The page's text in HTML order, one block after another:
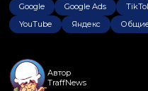
Google
Google Ads
YouTube
Яндекс
Автор
TraffNews